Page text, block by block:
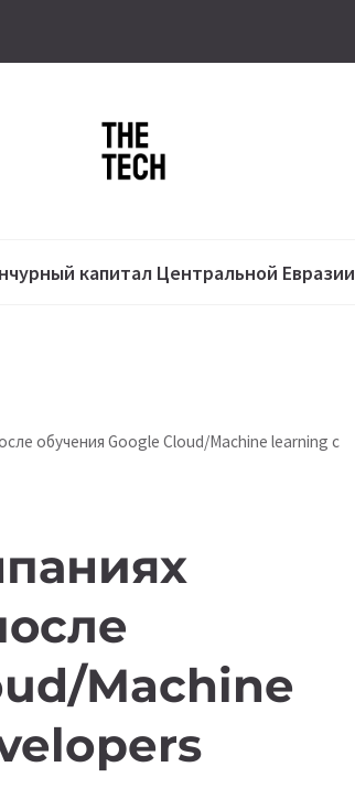
капитал Центральной Евразии
обучения Google Cloud/Machine learning c
Machine